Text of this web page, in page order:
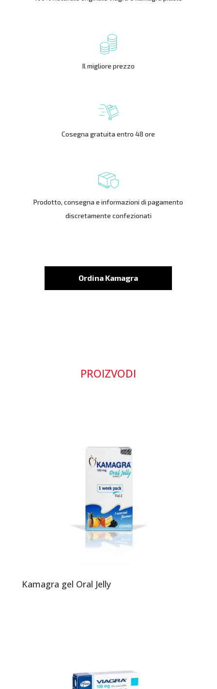
Il migliore prezzo
Cosegna gratuita entro 48 ore
Prodotto, consegna e informazioni di pagamento
discretamente confezionati
Ordina Kamagra
PROIZVODI
Kamagra gel Oral Jelly